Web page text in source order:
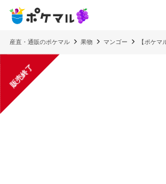
産直・通販のポケマル 果物 マンゴー 【ポケ
販売終了